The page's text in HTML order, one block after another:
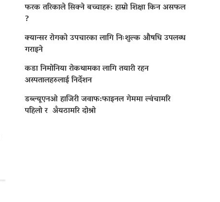
फरक तरिकाले सिक्ने बच्चाहरू: हाम्रो शिक्षा किन असफल
?
क्यान्सर रोगको उपचारका लागि निःशुल्क औषधि उपलब्ध
गराइने
कडा निमोनिया रोकथामका लागि तयारी रहन
अस्पतालहरुलाई निर्देशन
डब्ल्यूएनओ हाजिरी जवाफ:फाइनल गेममा ल्वंचामरि
पहिलो र अँयठामरि दोश्रो